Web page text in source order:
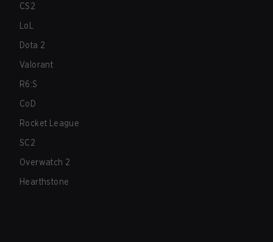
CS2
LoL
Dota 2
Valorant
R6:S
CoD
Rocket League
SC2
Overwatch 2
Hearthstone